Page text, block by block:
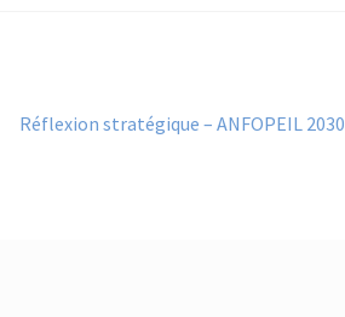
Article
Réflexion stratégique – ANFOPEIL 2030